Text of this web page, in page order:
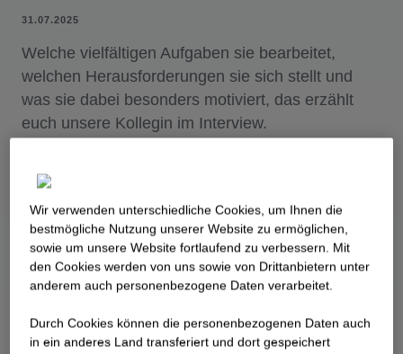
31.07.2025
Welche vielfältigen Aufgaben sie bearbeitet,
welchen Herausforderungen sie sich stellt und
was sie dabei besonders motiviert, das erzählt
euch unsere Kollegin im Interview.
Wir verwenden unterschiedliche Cookies, um Ihnen die
best­mögliche Nutzung unserer Website zu ermöglichen,
sowie um unsere Website fortlaufend zu verbessern. Mit
den Cookies werden von uns sowie von Drittanbietern unter
anderem auch personenbezogene Daten verarbeitet.
Durch Cookies können die personenbezogenen Daten auch
in ein anderes Land transferiert und dort gespeichert